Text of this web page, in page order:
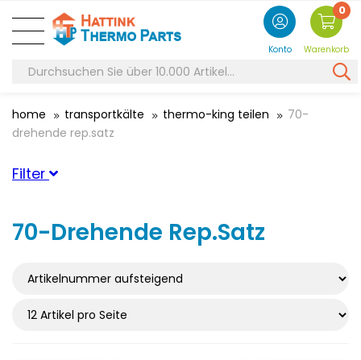
Konto
0
Warenkorb
home transportkälte thermo-king teilen
70-
drehende rep.satz
Filter
ThermoKing(10)
Passend für Serie
70-Drehende Rep.Satz